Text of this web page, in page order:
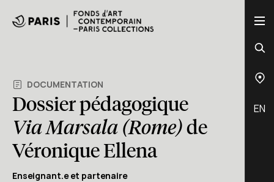
EN
DOCUMENTATION
Dossier pédagogique
Via Marsala (Rome)de
Véronique Ellena
Enseignant.e et partenaire